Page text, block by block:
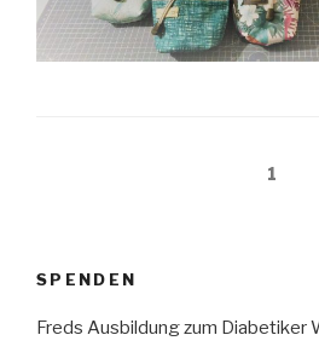
Seitennummerierung1
SPENDEN
Freds Ausbildung zum Diabetiker